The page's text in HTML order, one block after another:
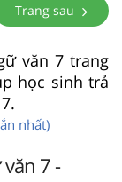
Trang sau
văn 7 trang
học sinh trả
nhất)
7 -